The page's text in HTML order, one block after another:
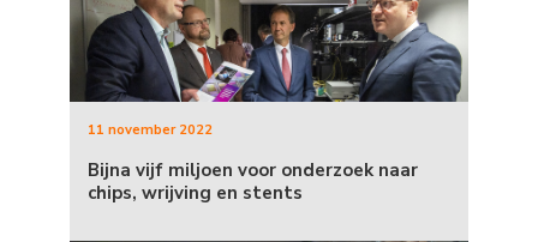
11 november 2022
Bijna vijf miljoen voor onderzoek naar
chips, wrijving en stents